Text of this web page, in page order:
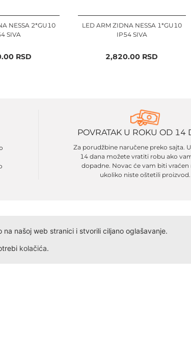
NESSA 2*GU10
SIVA
RSD
LED ARM ZIDNA NESSA 1*GU10
IP54 SIVA
2,820.00 RSD
POVRATAK U ROKU OD 14
Za porudžbine naručene preko sajta.
14 dana možete vratiti robu ako
dopadne. Novac će vam biti vraćen
ukoliko niste oštetili proizvod.
našoj web stranici i stvorili ciljano oglašavanje.
kolačića.